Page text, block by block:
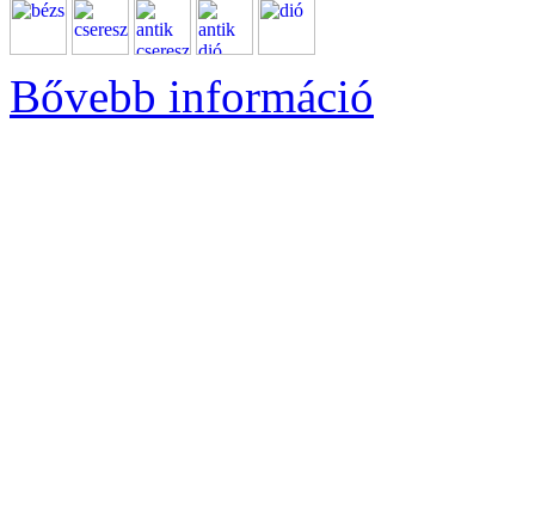
Bővebb információ